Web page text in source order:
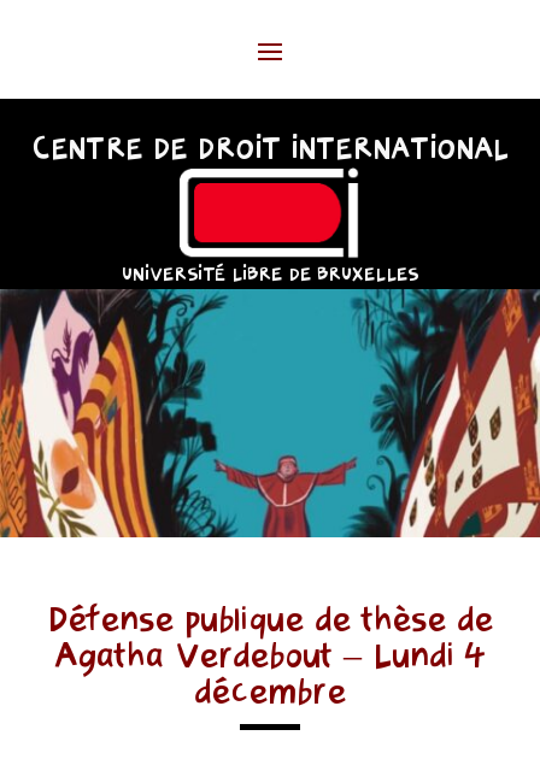
CENTRE DE DROIT INTERNATIONAL
UNIVERSITÉ LIBRE DE BRUXELLES
Défense publique de thèse de
Agatha Verdebout – Lundi 4
décembre